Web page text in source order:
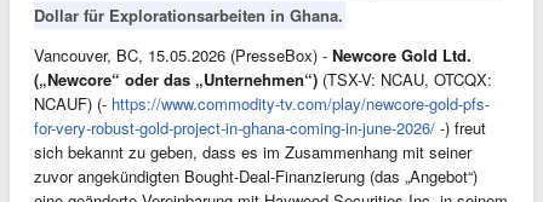
Dollar für Explorationsarbeiten in Ghana.
Vancouver, BC, 15.05.2026 (PresseBox) - Newcore Gold Ltd.
(„Newcore“ oder das „Unternehmen“) (TSX-V: NCAU, OTCQX:
NCAUF) (- https://www.commodity-tv.com/play/newcore-gold-pfs-
for-very-robust-gold-project-in-ghana-coming-in-june-2026/ -) freut
sich bekannt zu geben, dass es im Zusammenhang mit seiner
zuvor angekündigten Bought-Deal-Finanzierung (das „Angebot“)